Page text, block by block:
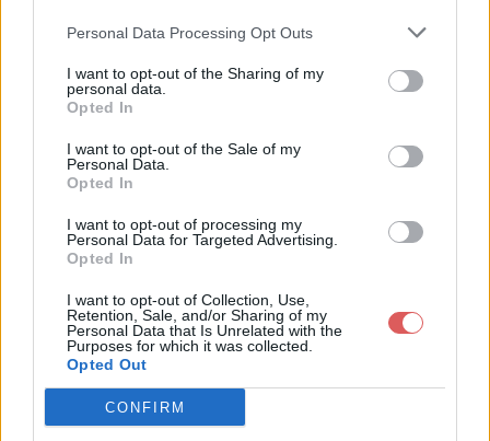
Personal Data Processing Opt Outs
I want to opt-out of the Sharing of my
personal data.
Opted In
I want to opt-out of the Sale of my
Personal Data.
Opted In
I want to opt-out of processing my
Personal Data for Targeted Advertising.
Opted In
I want to opt-out of Collection, Use,
Retention, Sale, and/or Sharing of my
Personal Data that Is Unrelated with the
Purposes for which it was collected.
Opted Out
CONFIRM
Partager le fichier 5) 16 mois et
demi (3).jpg sur le Web et les
réseaux sociaux:
Télécharger le fichier 5) 16 mois